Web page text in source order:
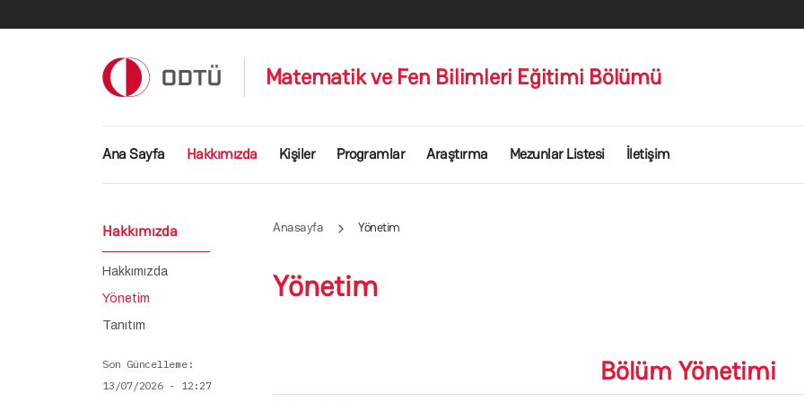
Matematik ve Fen Bilimleri Eğitimi Bölümü
Ana gezinti menüsü
Ana Sayfa Hakkımızda Kişiler Programlar Araştırma Mezunlar Listesi İletişim
Anasayfa Yönetim
Yönetim
Bölüm Yönetimi
Hakkımızda
Hakkımızda
Yönetim
Tanıtım
Son Güncelleme
13/07/2026 - 12:27